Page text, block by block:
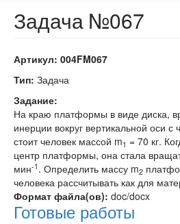
Задача №067
Артикул: 004FM067
Тип: Задача
Задание:
На краю платформы в виде диска,
инерции вокруг вертикальной оси с
стоит человек массой m1 = 70 кг.
центр платформы, она стала
мин-1 . Определить массу m2
человека рассчитывать как для
Формат файла(ов): doc/docx
Готовые работы